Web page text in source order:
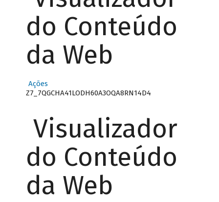
do Conteúdo
da Web
Ações
Z7_7QGCHA41LODH60A3OQA8RN14D4
Visualizador
do Conteúdo
da Web